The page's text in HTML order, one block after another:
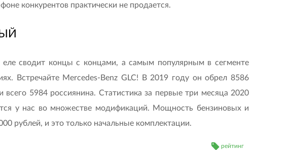
конкурентов практически не продается.
сводит концы с концами, а самым популярным в сегменте
Встречайте Mercedes-Benz GLC! В 2019 году он обрел 8586
5984 россиянина. Статистика за первые три месяца 2020
у нас во множестве модификаций. Мощность бензиновых и
руб­лей, и это только начальные комплектации.
рейтинг